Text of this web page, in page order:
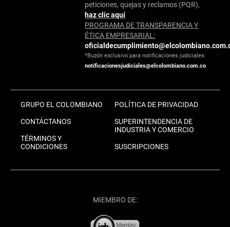
peticiones, quejas y reclamos (PQR),
haz clic aquí
PROGRAMA DE TRANSPARENCIA Y
ÉTICA EMPRESARIAL:
*Buzón exclusivo para notificaciones judiciales:
notificacionesjudiciales@elcolombiano.com.co
GRUPO EL COLOMBIANO
CONTÁCTANOS
TÉRMINOS Y
CONDICIONES
POLÍTICA DE PRIVACIDAD
SUPERINTENDENCIA DE
INDUSTRIA Y COMERCIO
SUSCRIPCIONES
MIEMBRO DE: